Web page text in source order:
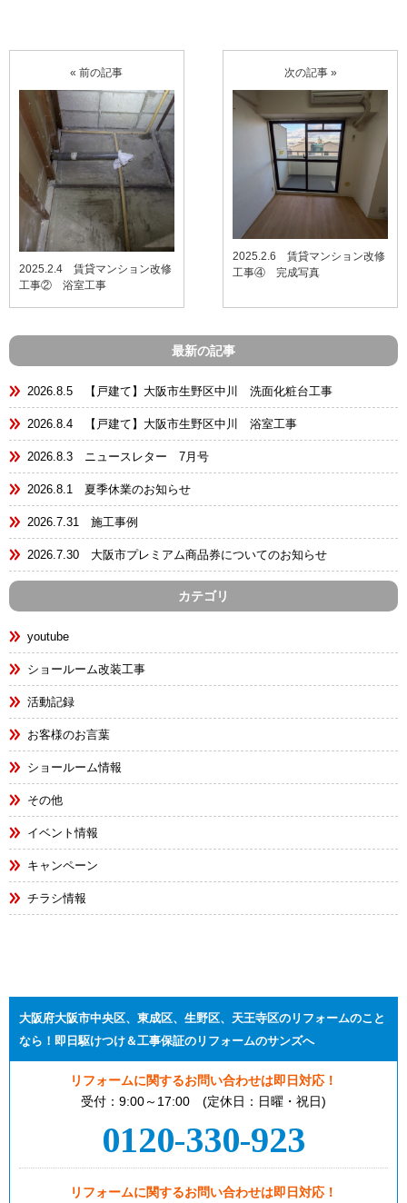
« 前の記事
2025.2.4 賃貸マンション改修
工事② 浴室工事
次の記事 »
2025.2.6 賃貸マンション改修
工事④ 完成写真
最新の記事
2026.8.5 【戸建て】大阪市生野区中川 洗面化粧台工事
2026.8.4 【戸建て】大阪市生野区中川 浴室工事
2026.8.3 ニュースレター 7月号
2026.8.1 夏季休業のお知らせ
2026.7.31 施工事例
2026.7.30 大阪市プレミアム商品券についてのお知らせ
カテゴリ
youtube
ショールーム改装工事
活動記録
お客様のお言葉
ショールーム情報
その他
イベント情報
キャンペーン
チラシ情報
大阪府大阪市中央区、東成区、生野区、天王寺区のリフォームのこと
なら！即日駆けつけ＆工事保証のリフォームのサンズへ
リフォームに関するお問い合わせは即日対応！
受付：9:00～17:00 (定休日：日曜・祝日)
0120-330-923
リフォームに関するお問い合わせは即日対応！